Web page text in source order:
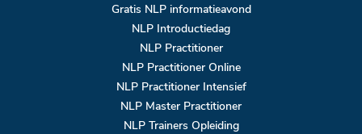
Gratis NLP informatieavond
NLP Introductiedag
NLP Practitioner
NLP Practitioner Online
NLP Practitioner Intensief
NLP Master Practitioner
NLP Trainers Opleiding